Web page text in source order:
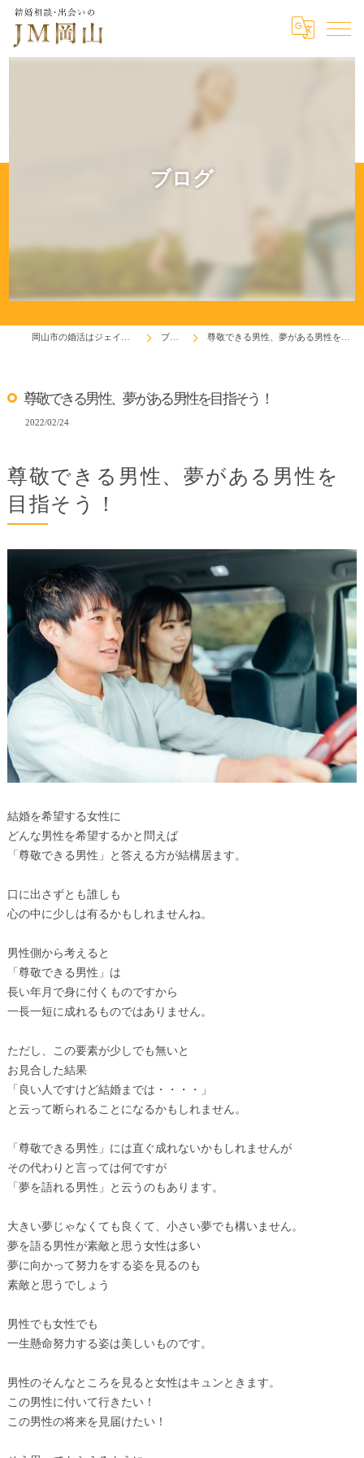
ブログ
ブログ 尊敬できる男性、夢がある男性を目指そう！
尊敬できる男性、夢がある男性を目指そう！
2022/02/24
尊敬できる男性、夢がある男性を
目指そう！
結婚を希望する女性に
どんな男性を希望するかと問えば
「尊敬できる男性」と答える方が結構居ます。
口に出さずとも誰しも
心の中に少しは有るかもしれませんね。
男性側から考えると
「尊敬できる男性」は
長い年月で身に付くものですから
一長一短に成れるものではありません。
ただし、この要素が少しでも無いと
お見合した結果
「良い人ですけど結婚までは・・・・」
と云って断られることになるかもしれません。
「尊敬できる男性」には直ぐ成れないかもしれませんが
その代わりと言っては何ですが
「夢を語れる男性」と云うのもあります。
大きい夢じゃなくても良くて、小さい夢でも構いません。
夢を語る男性が素敵と思う女性は多い
夢に向かって努力をする姿を見るのも
素敵と思うでしょう
男性でも女性でも
一生懸命努力する姿は美しいものです。
男性のそんなところを見ると女性はキュンときます。
この男性に付いて行きたい！
この男性の将来を見届けたい！